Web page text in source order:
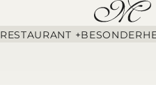
RESTAURANT +